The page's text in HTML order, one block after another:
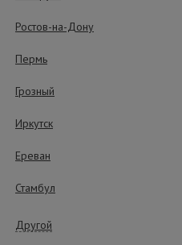
Ростов-на-Дону
Пермь
Грозный
Иркутск
Ереван
Стамбул
Другой